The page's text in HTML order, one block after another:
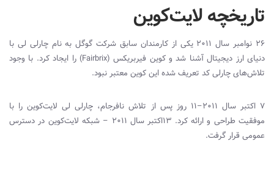
تاریخچه لایت‌کوین
26 نوامبر سال 2011 یکی از کارمندان سابق شرکت گوگل به نام چارلی لی با
دنیای ارز دیجیتال آشنا شد و کوین فیربریکس (Fairbrix) را ایجاد کرد. با وجود
تلاش‌های چارلی کد تعریف شده این کوین معتبر نبود.
7 اکتبر سال 2011–11 روز پس از تلاش نافرجام، چارلی لی لایت‌کوین را با
موفقیت طراحی و ارائه کرد.
13اکتبر سال 2011 – شبکه لایت‌کوین در دسترس
عمومی قرار گرفت.